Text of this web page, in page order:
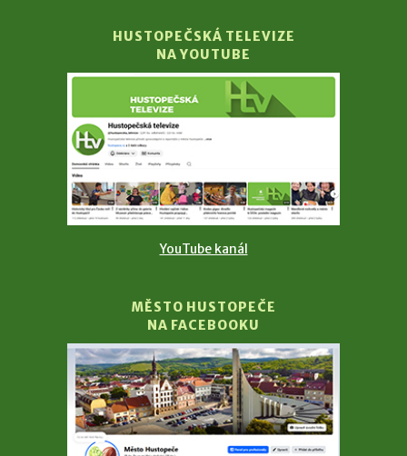
HUSTOPEČSKÁ TELEVIZE
NA YOUTUBE
YouTube kanál
MĚSTO HUSTOPEČE
NA FACEBOOKU